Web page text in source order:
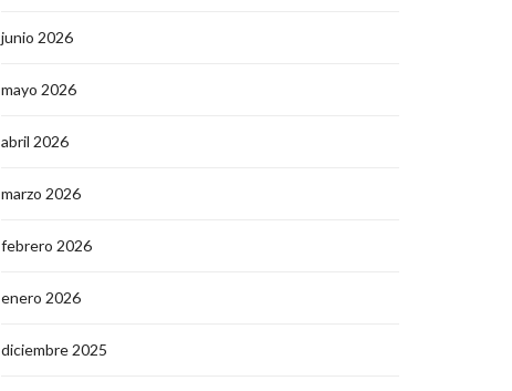
junio 2026
mayo 2026
abril 2026
marzo 2026
febrero 2026
enero 2026
diciembre 2025